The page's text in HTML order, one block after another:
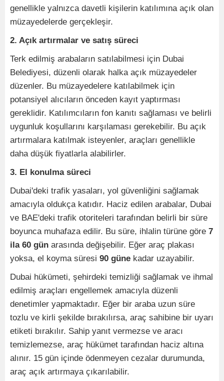
genellikle yalnızca davetli kişilerin katılımına açık olan
müzayedelerde gerçekleşir.
2. Açık artırmalar ve satış süreci
Terk edilmiş arabaların satılabilmesi için Dubai
Belediyesi, düzenli olarak halka açık müzayedeler
düzenler. Bu müzayedelere katılabilmek için
potansiyel alıcıların önceden kayıt yaptırması
gereklidir. Katılımcıların fon kanıtı sağlaması ve belirli
uygunluk koşullarını karşılaması gerekebilir. Bu açık
artırmalara katılmak isteyenler, araçları genellikle
daha düşük fiyatlarla alabilirler.
3. El konulma süreci
Dubai'deki trafik yasaları, yol güvenliğini sağlamak
amacıyla oldukça katıdır. Haciz edilen arabalar, Dubai
ve BAE'deki trafik otoriteleri tarafından belirli bir süre
boyunca muhafaza edilir. Bu süre, ihlalin türüne göre 7
ila 60 gün arasında değişebilir. Eğer araç plakası
yoksa, el koyma süresi 90 güne kadar uzayabilir.
Dubai hükümeti, şehirdeki temizliği sağlamak ve ihmal
edilmiş araçları engellemek amacıyla düzenli
denetimler yapmaktadır. Eğer bir araba uzun süre
tozlu ve kirli şekilde bırakılırsa, araç sahibine bir uyarı
etiketi bırakılır. Sahip yanıt vermezse ve aracı
temizlemezse, araç hükümet tarafından haciz altına
alınır. 15 gün içinde ödenmeyen cezalar durumunda,
araç açık artırmaya çıkarılabilir.